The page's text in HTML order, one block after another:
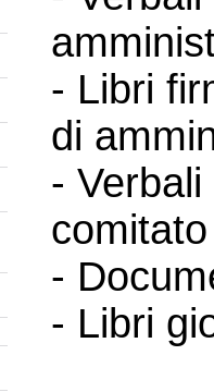
- Libri
di
-
-
- Libri